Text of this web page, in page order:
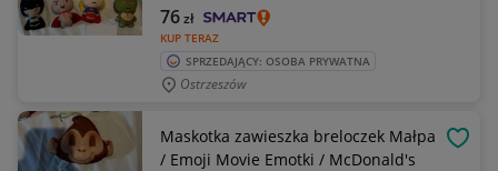
KUP TERAZ
76zł
SPRZEDAJĄCY: OSOBA PRYWATNA
Ostrzeszów
Maskotka zawieszka breloczek Małpa
/ Emoji Movie Emotki / McDonald's